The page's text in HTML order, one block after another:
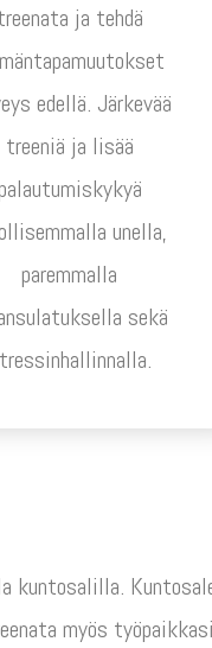
ja tehdä
edellä. Järkevää
treeniä ja lisää
unella,
paremmalla
sekä
myös